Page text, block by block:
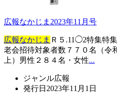
広報なかじま2023年11月号
広報なかじま Ｒ５.11◯2特集特
老会招待対象者数７７０名（令
上）男性２８４名・女性...
ジャンル広報
発行日 2023年11月1日